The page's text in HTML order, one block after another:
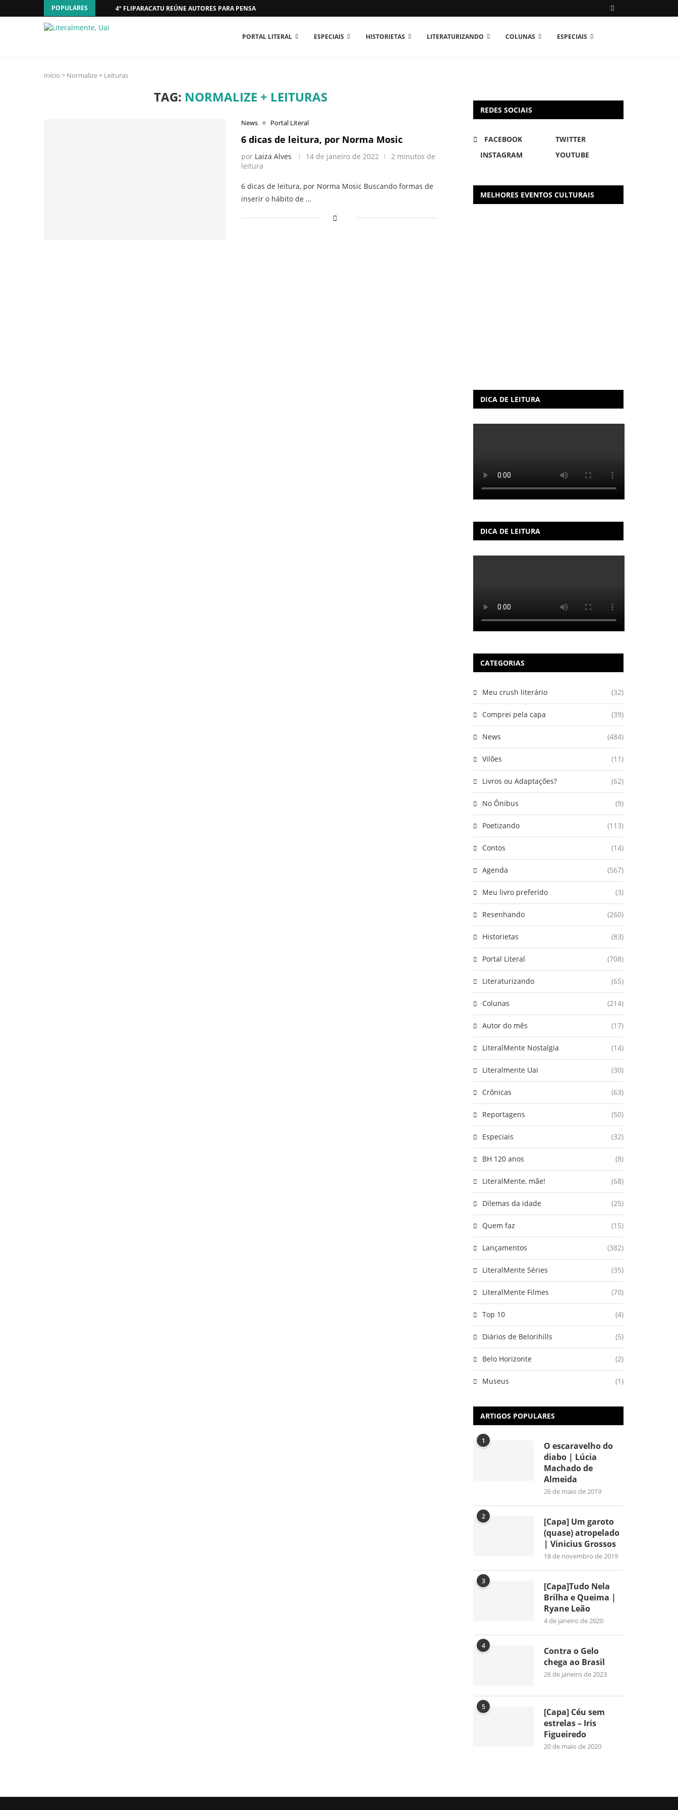
POPULARES 4º FLIPARACATU REÚNE AUTORES PARA PENSAR O MUNDO...
PORTAL LITERAL ESPECIAIS HISTORIETAS LITERATURIZANDO COLUNAS ESPECIAIS
Início > Normalize + Leituras
TAG: NORMALIZE + LEITURAS
News Portal Literal
6 dicas de leitura, por Norma Mosic
por Laiza Alves 14 de janeiro de 2022
2 minutos de
leitura
6 dicas de leitura, por Norma Mosic Buscando formas de
inserir o hábito de …
REDES SOCIAIS
FACEBOOK
TWITTER
INSTAGRAM
YOUTUBE
MELHORES EVENTOS CULTURAIS
DICA DE LEITURA
DICA DE LEITURA
CATEGORIAS
Meu crush literário (32)
Comprei pela capa (39)
News (484)
Vilões (11)
Livros ou Adaptações? (62)
No Ônibus (9)
Poetizando (113)
Contos (14)
Agenda (567)
Meu livro preferido (3)
Resenhando (260)
Historietas (83)
Portal Literal (708)
Literaturizando (65)
Colunas (214)
Autor do mês (17)
LiteralMente Nostalgia (14)
Literalmente Uai (30)
Crônicas (63)
Reportagens (50)
Especiais (32)
BH 120 anos (8)
LiteralMente, mãe! (68)
Dilemas da idade (25)
Quem faz (15)
Lançamentos (382)
LiteralMente Séries (35)
LiteralMente Filmes (70)
Top 10 (4)
Diários de Belorihills (5)
Belo Horizonte (2)
Museus (1)
ARTIGOS POPULARES
1
O escaravelho do
diabo | Lúcia
Machado de
Almeida
26 de maio de 2019
2
[Capa] Um garoto
(quase) atropelado
| Vinicius Grossos
18 de novembro de 2019
3
[Capa]Tudo Nela
Brilha e Queima |
Ryane Leão
4 de janeiro de 2020
4
Contra o Gelo
chega ao Brasil
26 de janeiro de 2023
5
[Capa] Céu sem
estrelas – Iris
Figueiredo
20 de maio de 2020